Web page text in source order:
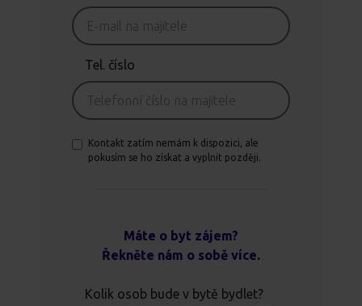
Tel. číslo
Kontakt zatím nemám k dispozici, ale
pokusím se ho získat a vyplnit později.
Máte o byt zájem?
Řekněte nám o sobě více.
Kolik osob bude v bytě bydlet?